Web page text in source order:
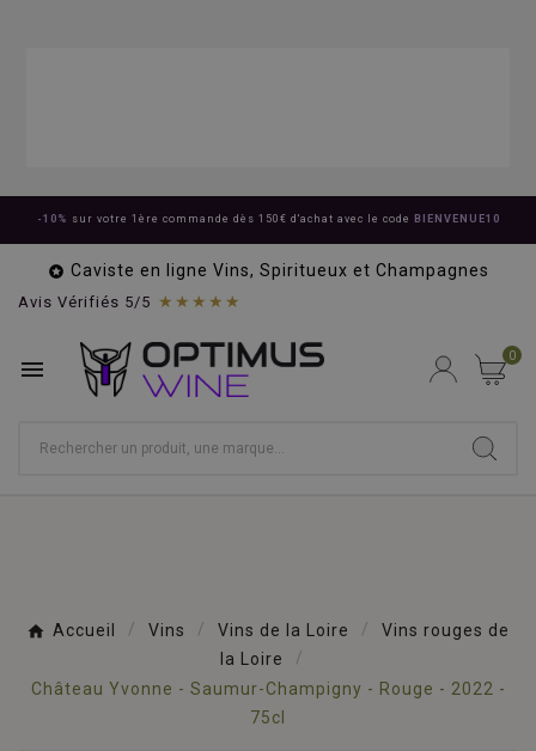
-10% sur votre 1ère commande dès 150€ d'achat avec le code BIENVENUE10
 Caviste en ligne Vins, Spiritueux et Champagnes
Avis Vérifiés 5/5 ★★★★★
 0
Accueil Vins Vins de la Loire
Vins rouges de
la Loire
Château Yvonne - Saumur-Champigny - Rouge - 2022 -
75cl